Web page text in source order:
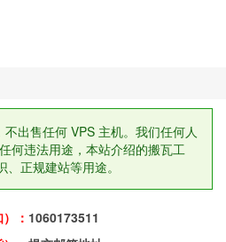
不出售任何 VPS 主机。我们任何人
何违法用途，本站介绍的搬瓦工
正规建站等用途。
： 1060173511